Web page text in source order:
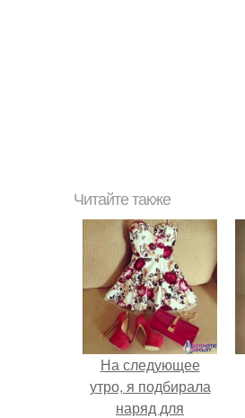
Читайте также
На следующее
утро, я подбирала
наряд для